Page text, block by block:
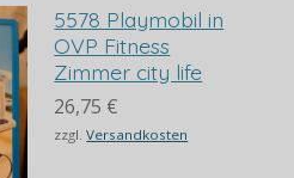
5578 Playmobil in
OVP Fitness
Zimmer city life
26,75 €
zzgl.Versandkosten